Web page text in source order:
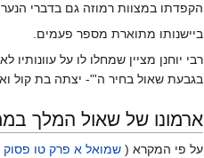
הקפדתו במצוות רמוזה גם בדברי
ביישנותו מתוארת מספר פעמים.
רבי יוחנן מציין שמחלו לו על
בגבעת שאול בחיר ה'"- יצתה בת קול
ארמונו של שאול המלך
על פי המקרא ( שמואל א פרק טו פסוק